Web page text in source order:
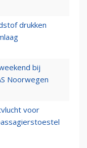
drukken
bij
Noorwegen
voor